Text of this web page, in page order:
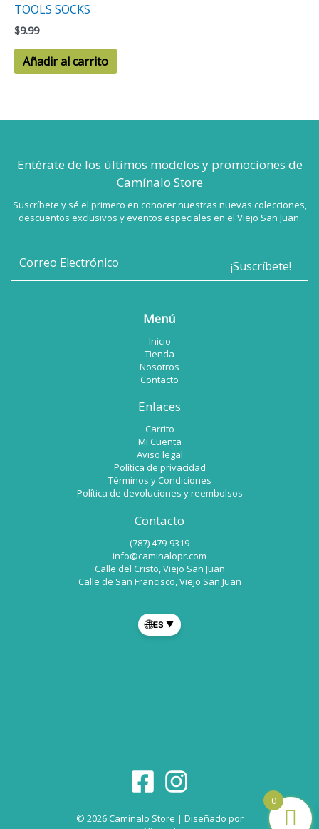
TOOLS SOCKS
$9.99
Añadir al carrito
Entérate de los últimos modelos y promociones de
Camínalo Store
Suscríbete y sé el primero en conocer nuestras nuevas colecciones,
descuentos exclusivos y eventos especiales en el Viejo San Juan.
Menú
Inicio
Tienda
Nosotros
Contacto
Enlaces
Carrito
Mi Cuenta
Aviso legal
Política de privacidad
Términos y Condiciones
Política de devoluciones y reembolsos
Contacto
(787) 479-9319
info@caminalopr.com
Calle del Cristo, Viejo San Juan
Calle de San Francisco, Viejo San Juan
🌐ES ▼
© 2026 Caminalo Store | Diseñado por
0